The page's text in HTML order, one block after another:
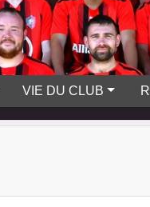
VIE DU CLUB